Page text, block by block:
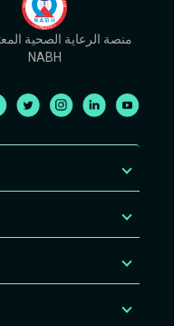
منصة الرعاية الصحية
NABH